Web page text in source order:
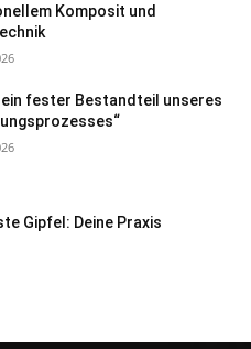
Komposit und
ein fester Bestandteil unseres
Gipfel: Deine Praxis